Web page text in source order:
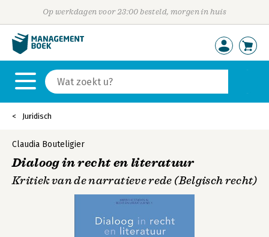
Op werkdagen voor 23:00 besteld, morgen in huis
Juridisch
Claudia Bouteligier
Dialoog in recht en literatuur
Kritiek van de narratieve rede (Belgisch recht)